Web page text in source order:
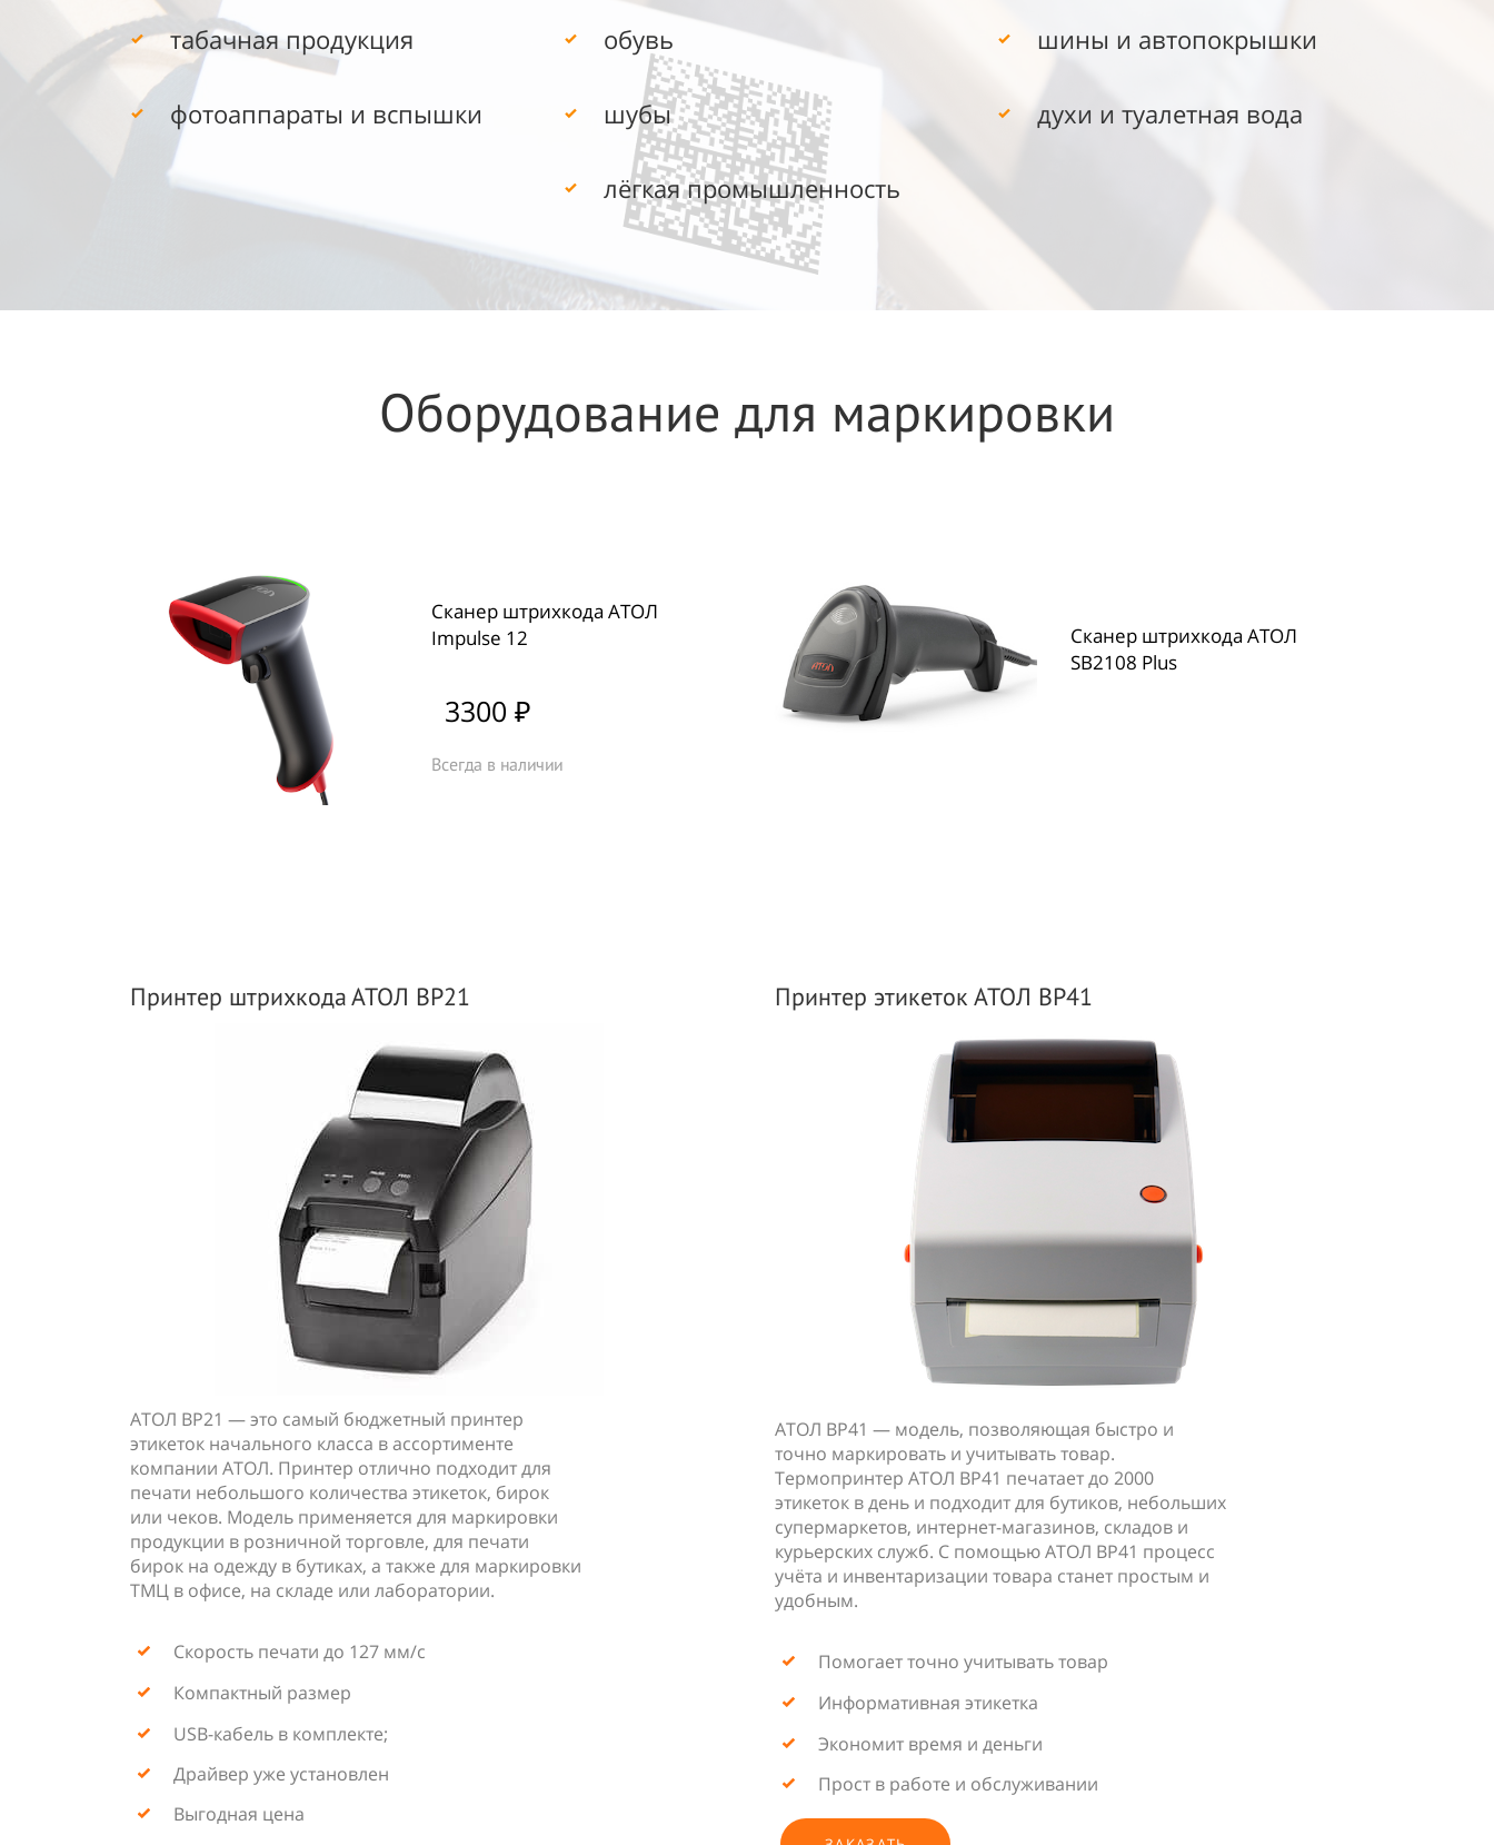
табачная продукция обувь шины и автопокрышки
фотоаппараты и вспышки шубы духи и туалетная вода
лёгкая промышленность
Оборудование для маркировки
Сканер штрихкода АТОЛ
Impulse 12
3300 ₽
Всегда в наличии
Сканер штрихкода АТОЛ
SB2108 Plus
Принтер штрихкода АТОЛ BP21
АТОЛ BP21 — это самый бюджетный принтер
этикеток начального класса в ассортименте
компании АТОЛ. Принтер отлично подходит для
печати небольшого количества этикеток, бирок
или чеков. Модель применяется для маркировки
продукции в розничной торговле, для печати
бирок на одежду в бутиках, а также для маркировки
ТМЦ в офисе, на складе или лаборатории.
Скорость печати до 127 мм/с
Компактный размер
USB-кабель в комплекте;
Драйвер уже установлен
Выгодная цена
Принтер этикеток АТОЛ ВР41
АТОЛ ВР41 — модель, позволяющая быстро и
точно маркировать и учитывать товар.
Термопринтер АТОЛ ВР41 печатает до 2000
этикеток в день и подходит для бутиков, небольших
супермаркетов, интернет-магазинов, складов и
курьерских служб. С помощью АТОЛ ВР41 процесс
учёта и инвентаризации товара станет простым и
удобным.
Помогает точно учитывать товар
Информативная этикетка
Экономит время и деньги
Прост в работе и обслуживании